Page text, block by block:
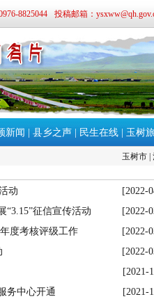
8825044 投稿邮箱：
新闻 县乡之声| 民生在线| 玉树
玉树市
动
[2022-
征信宣传活动
[2022-
度考核评级工作
[2022-
[2022-
[2021-
务中心开通
[2021-